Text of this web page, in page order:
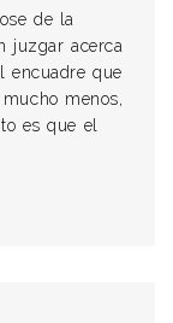
de la
juzgar acerca
encuadre que
menos,
es que el